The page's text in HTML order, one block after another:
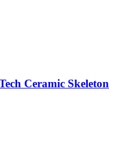
Ceramic Skeleton